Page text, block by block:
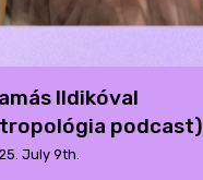
Ildikóval
podcast)
July 9th.